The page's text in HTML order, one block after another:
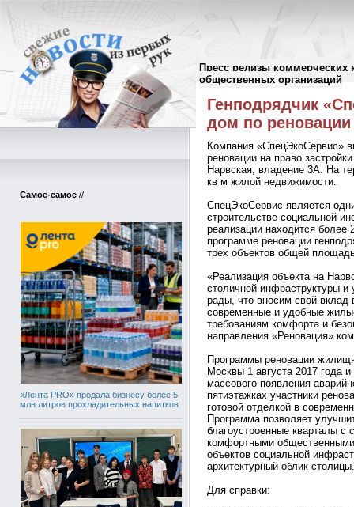
Пресс релизы коммерческих
общественных организаций
Самое-самое //
«Лента PRO» продала бизнесу более 5
млн литров прохладительных напитков
Пресс-релизы//
Генподрядчик
дом по
Компания «СпецЭкоСервис»
реновации на право
Нарвская, владение 3А. На
кв м жилой недвижимости.
СпецЭкоСервис является
строительстве социальной
реализации находится
программе реновации
трех объектов общей
«Реализация объекта на
столичной инфраструктуры
рады, что вносим свой вклад
современные и удобные
требованиям комфорта и
направления «Реновация»
Программы реновации
Москвы 1 августа 2017 года
массового появления
пятиэтажках участники
готовой отделкой в
Программа позволяет
благоустроенные кварталы с
комфортными
объектов социальной
архитектурный облик столицы.
Для справки: